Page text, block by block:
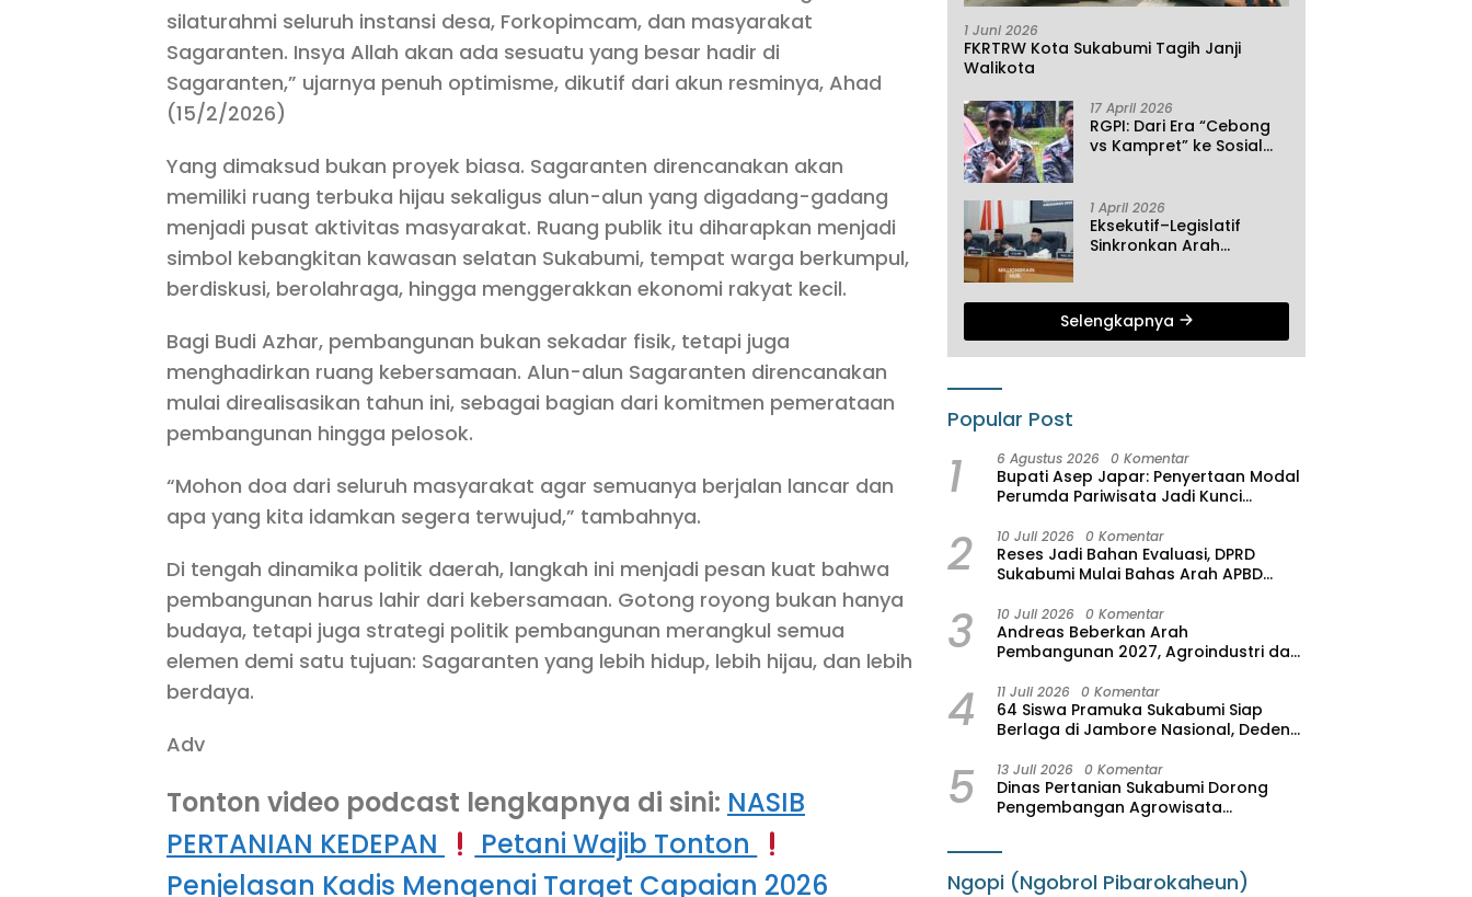
silaturahmi seluruh instansi desa, Forkopimcam, dan masyarakat
Sagaranten. Insya Allah akan ada sesuatu yang besar hadir di
Sagaranten,” ujarnya penuh optimisme, dikutif dari akun resminya, Ahad
(15/2/2026)
Yang dimaksud bukan proyek biasa. Sagaranten direncanakan akan
memiliki ruang terbuka hijau sekaligus alun-alun yang digadang-gadang
menjadi pusat aktivitas masyarakat. Ruang publik itu diharapkan menjadi
simbol kebangkitan kawasan selatan Sukabumi, tempat warga berkumpul,
berdiskusi, berolahraga, hingga menggerakkan ekonomi rakyat kecil.
Bagi Budi Azhar, pembangunan bukan sekadar fisik, tetapi juga
menghadirkan ruang kebersamaan. Alun-alun Sagaranten direncanakan
mulai direalisasikan tahun ini, sebagai bagian dari komitmen pemerataan
pembangunan hingga pelosok.
“Mohon doa dari seluruh masyarakat agar semuanya berjalan lancar dan
apa yang kita idamkan segera terwujud,” tambahnya.
Di tengah dinamika politik daerah, langkah ini menjadi pesan kuat bahwa
pembangunan harus lahir dari kebersamaan. Gotong royong bukan hanya
budaya, tetapi juga strategi politik pembangunan merangkul semua
elemen demi satu tujuan: Sagaranten yang lebih hidup, lebih hijau, dan lebih
berdaya.
Adv
Tonton video podcast lengkapnya di sini: NASIB
PERTANIAN KEDEPAN
Petani Wajib Tonton
Penjelasan Kadis Mengenai Target Capaian 2026
1 Juni 2026
FKRTRW Kota Sukabumi Tagih Janji
Walikota
17 April 2026
RGPI: Dari Era “Cebong
vs Kampret” ke Sosial
1 April 2026
Eksekutif–Legislatif
Sinkronkan Arah
Dibahas di Paripurna ke-
2 DPRD Sukabumi
Selengkapnya
Popular Post
1 6 Agustus 2026 0 Komentar
Bupati Asep Japar: Penyertaan Modal
Perumda Pariwisata Jadi Kunci
2 10 Juli 2026 0 Komentar
Reses Jadi Bahan Evaluasi, DPRD
Sukabumi Mulai Bahas Arah APBD
3 10 Juli 2026 0 Komentar
Andreas Beberkan Arah
Pembangunan 2027, Agroindustri dan
Ekonomi
4 11 Juli 2026 0 Komentar
64 Siswa Pramuka Sukabumi Siap
Berlaga di Jambore Nasional, Deden
Hasil Seleksi
5 13 Juli 2026 0 Komentar
Dinas Pertanian Sukabumi Dorong
Pengembangan Agrowisata
Resmi Jadi Destinasi Wisata Baru
Ngopi (Ngobrol Pibarokaheun)